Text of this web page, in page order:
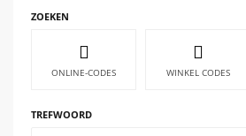
ZOEKEN
ONLINE-CODES WINKEL CODES
TREFWOORD